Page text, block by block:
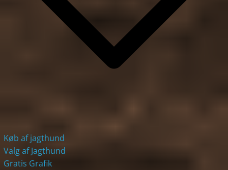
Køb af jagthund
Valg af Jagthund
Gratis Grafik